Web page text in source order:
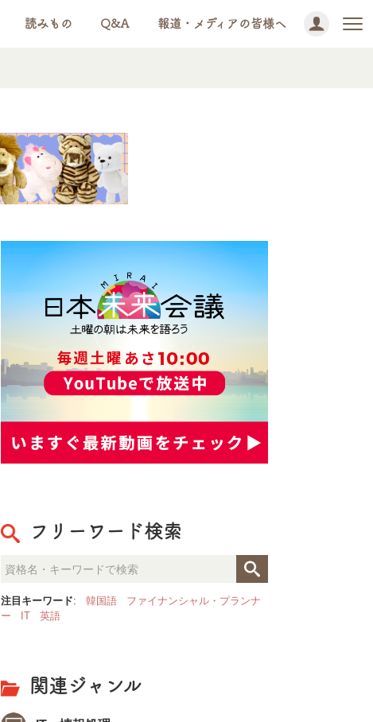
読みもの Q&A 報道・メディアの皆様へ
フリーワード検索
注目キーワード: 韓国語
ファイナンシャル・プランナ
ー
IT 英語
関連ジャンル